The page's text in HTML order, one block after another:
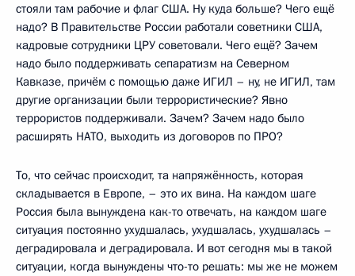
стояли там рабочие и флаг США. Ну куда больше? Чего ещё
надо? В Правительстве России работали советники США,
кадровые сотрудники ЦРУ советовали. Чего ещё? Зачем
надо было поддерживать сепаратизм на Северном
Кавказе, причём с помощью даже ИГИЛ – ну, не ИГИЛ, там
другие организации были террористические? Явно
террористов поддерживали. Зачем? Зачем надо было
расширять НАТО, выходить из договоров по ПРО?
То, что сейчас происходит, та напряжённость, которая
складывается в Европе, – это их вина. На каждом шаге
Россия была вынуждена как-то отвечать, на каждом шаге
ситуация постоянно ухудшалась, ухудшалась, ухудшалась –
деградировала и деградировала. И вот сегодня мы в такой
ситуации, когда вынуждены что-то решать: мы же не можем